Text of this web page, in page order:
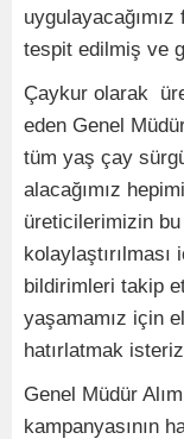
tespit edilmiş ve
Çaykur olarak
eden Genel
tüm yaş çay
alacağımız
üreticilerimizin
bildirimleri takip
yaşamamız için
hatırlatmak
Genel Müdür
kampanyasının